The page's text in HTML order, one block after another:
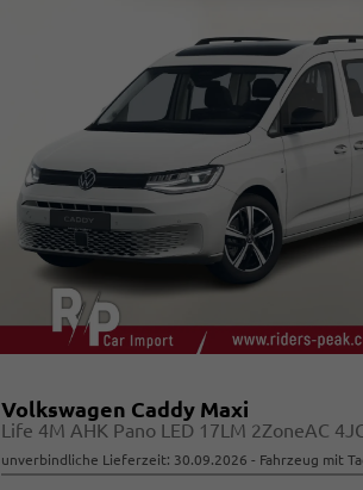
Volkswagen Caddy Maxi
Life 4M AHK Pano LED 17LM 2ZoneAC
unverbindliche Lieferzeit: 30.09.2026 Fahrzeug mit